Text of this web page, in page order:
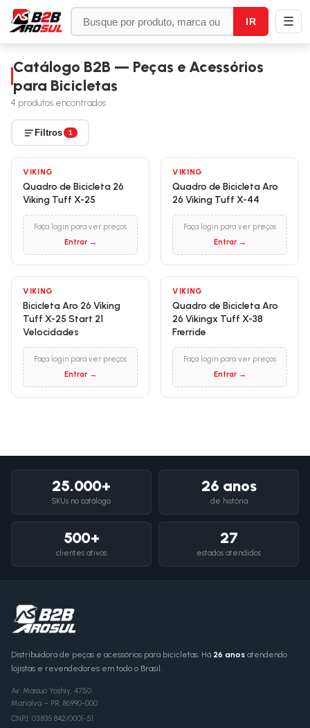
IR ☰
Catálogo B2B — Peças e Acessórios
para Bicicletas
4 produtos encontrados
Filtros 1
VIKING
Quadro de Bicicleta 26
Viking Tuff X-25
Faça login para ver preços
Entrar →
VIKING
Quadro de Bicicleta Aro
26 Viking Tuff X-44
Faça login para ver preços
Entrar →
VIKING
Bicicleta Aro 26 Viking
Tuff X-25 Start 21
Velocidades
Faça login para ver preços
Entrar →
VIKING
Quadro de Bicicleta Aro
26 Vikingx Tuff X-38
Frerride
Faça login para ver preços
Entrar →
25.000+
SKUs no catálogo
26 anos
de história
500+
clientes ativos
27
estados atendidos
Distribuidora de peças e acessórios para bicicletas. Há 26 anos atendendo
lojistas e revendedores em todo o Brasil.
Av. Massuo Yoshiy, 4750
Marialva – PR, 86990-000
CNPJ: 03.835.842/0001-51